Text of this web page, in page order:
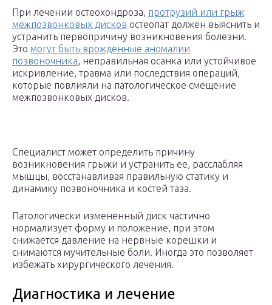
При лечении остеохондроза, протрузий или грыж
межпозвонковых дисков остеопат должен выяснить и
устранить первопричину возникновения болезни.
Это могут быть врожденные аномалии
позвоночника, неправильная осанка или устойчивое
искривление, травма или последствия операций,
которые повлияли на патологическое смещение
межпозвонковых дисков.
Специалист может определить причину
возникновения грыжи и устранить ее, расслабляя
мышцы, восстанавливая правильную статику и
динамику позвоночника и костей таза.
Патологически измененный диск частично
нормализует форму и положение, при этом
снижается давление на нервные корешки и
снимаются мучительные боли. Иногда это позволяет
избежать хирургического лечения.
Диагностика и лечение